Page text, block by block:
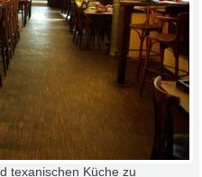
texanischen Küche zu